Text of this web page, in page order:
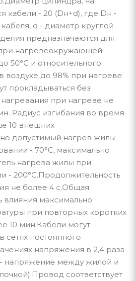
кабели - 20 (Dн+d), где Dн -
d - диаметр круглой
предназначаются для
нагревеокружающей
50°С и относительного
воздухе до 98% при нагреве
прокладываться без
при нагреве не
Радиус изгибания во время
10 внешних
допустимый нагрев жилы
- 70°С, максимально
нагрева жилы при
- 200°С.Продолжительность
не более 4 с.Общая
влияния максимально
при повторных коротких
10 мин.Кабели могут
сетях постоянного
напряжения в 2,4 раза
напряжение между жилой и
соответствует